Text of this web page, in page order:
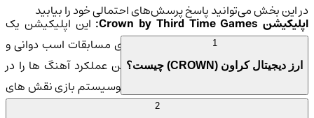
اپلیکیشن Crown by Third Time Games:
این اپلیکیشن یک
کاربرد جدید از فناوری بلاکچین را به دنیای مسابقات اسب دوانی و
بازی های دیجیتال می آورد. این اپلیکیشن عملکرد آهنگ ها را در
Photo Finish LIVE ممکن می سازد و در اکوسیستم بازی نقش های
در این بخش می‌توانید پاسخ پرسش‌های احتمالی خود را بیابید
ارز دیجیتال کراون (CROWN) چیست؟